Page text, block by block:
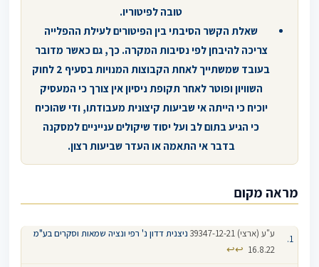
טובה לפיטוריו.
שאלת הקשר הסיבתי בין הפיטורים לעילת ההפלייה
צריכה להיבחן לפי נסיבות המקרה. כך, גם כאשר מדובר
בעובד שמשתייך לאחת הקבוצות המנויות בסעיף 2 לחוק
השוויון ופוטר לאחר תקופת ניסיון אין צורך כי המעסיק
יוכיח כי הייתה אי שביעות קיצונית מעבודתו, ודי שהוכיח
כי הגיע בתום לב ועל יסוד שיקולים ענייניים למסקנה
בדבר אי התאמה או העדר שביעות רצון.
מראה מקום
ע"ע (ארצי) 39347-12-21
ניצנית דדון נ' רפי ונציה שמאות וסקרים בע"מ
16.8.22
↩
↩